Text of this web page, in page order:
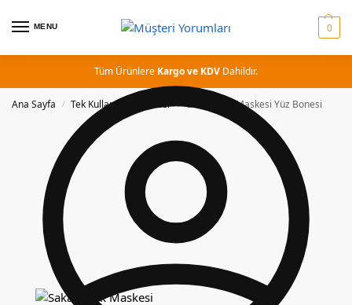
MENU 0
Tüm Ürünlere Kargo ve KDV Dahildir.
Ana Sayfa / Tek Kullanımlık Ürünler / Sakal Bıyık Maskesi Yüz Bonesi